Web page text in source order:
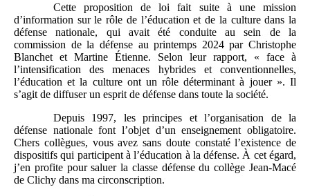
Cette proposition de loi fait suite à une mission
d’information sur le rôle de l’éducation et de la culture dans la
défense nationale, qui avait été conduite au sein de la
commission de la défense au printemps 2024 par Christophe
Blanchet et Martine Étienne. Selon leur rapport, « face à
l’intensification des menaces hybrides et conventionnelles,
l’éducation et la culture ont un rôle déterminant à jouer ». Il
s’agit de diffuser un esprit de défense dans toute la société.
Depuis 1997, les principes et l’organisation de la
défense nationale font l’objet d’un enseignement obligatoire.
Chers collègues, vous avez sans doute constaté l’existence de
dispositifs qui participent à l’éducation à la défense. À cet égard,
j’en profite pour saluer la classe défense du collège Jean-Macé
de Clichy dans ma circonscription.